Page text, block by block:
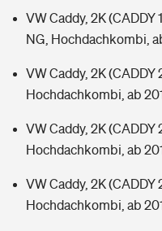
VW Caddy, 2K (CADDY
NG, Hochdachkombi,
VW Caddy, 2K (CADDY
Hochdachkombi, ab
VW Caddy, 2K (CADDY
Hochdachkombi, ab
VW Caddy, 2K (CADDY
Hochdachkombi, ab